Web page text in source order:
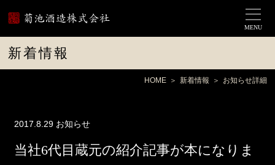
MENU
新着情報
HOME 新着情報 お知らせ詳細
2017.8.29 お知らせ
当社6代目蔵元の紹介記事が本になりま